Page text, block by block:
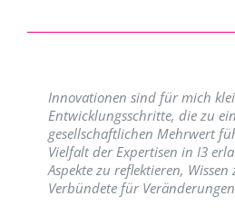
Innovationen sind für mich
Entwicklungsschritte, die zu
gesellschaftlichen Mehrwert
Vielfalt der Expertisen in I3
Aspekte zu reflektieren,
Verbündete für